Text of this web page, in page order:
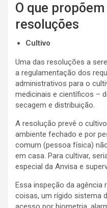
O que
resoluções
Cultivo
Uma das resoluções a
a regulamentação dos
administrativos para o
medicinais e científicos –
secagem e distribuição.
A resolução prevê o
ambiente fechado e por
comum (pessoa física)
em casa. Para cultivar,
especial da Anvisa e
Essa inspeção da agência
coisas, um rígido sistema